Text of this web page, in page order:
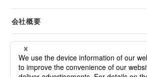
会社概要
リーガル
カスタマーサービス